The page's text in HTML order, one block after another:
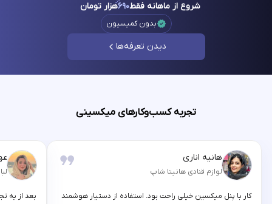
شروع از ماهانه فقط۶۹۰هزار تومان
بدون کمیسیون
دیدن تعرفه‌ها
تجربه کسب‌وکارهای میکسینی
هانیه اناری
لوازم قنادی هانیتا شاپ
کار با پنل میکسین خیلی راحت بود. استفاده از دستیار هوشمند
بعد از یه